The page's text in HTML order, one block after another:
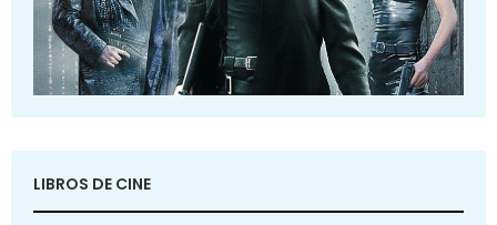
LIBROS DE CINE